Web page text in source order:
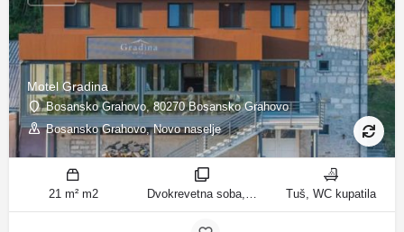
Motel Gradina
Bosansko Grahovo, 80270 Bosansko Grahovo
Bosansko Grahovo, Novo naselje
21 m² m2 Tuš, WC kupatila